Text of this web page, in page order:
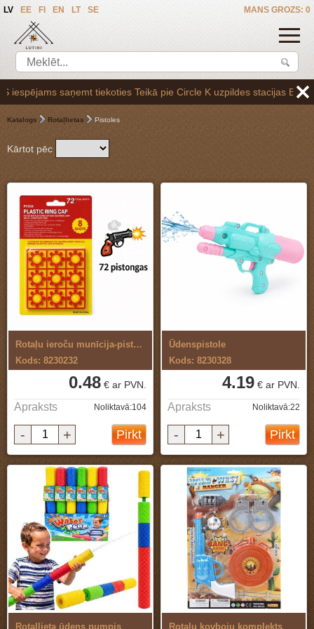
MANS GROZS: 0
LV EE FI EN LT SE
saņemt tiekoties Teikā pie Circle K uzpildes stacijas Brīvības gatvē
Katalogs Rotaļlietas Pistoles
Kārtot pēc
Rotaļu ieroču munīcija-pistongas 72 gab
Kods: 8230232
0.48 € ar PVN.
Apraksts Noliktavā:104
- + Pirkt
Ūdenspistole
Kods: 8230328
4.19 € ar PVN.
Apraksts Noliktavā:22
- + Pirkt
Rotaļlieta ūdens pumpis Rotaļu kovboju komplekts